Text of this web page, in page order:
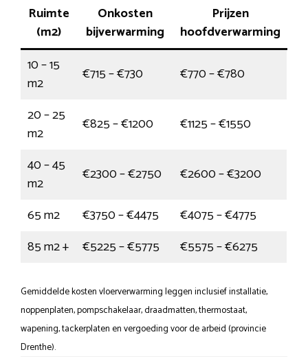
Ruimte
(m2)
Onkosten
bijverwarming
Prijzen
hoofdverwarming
10 – 15
m2
€715 – €730
€770 – €780
20 – 25
m2
€825 – €1200
€1125 – €1550
40 – 45
m2
€2300 – €2750
€2600 – €3200
65 m2
€3750 – €4475
€4075 – €4775
85 m2 +
€5225 – €5775 €5575 – €6275
Gemiddelde kosten vloerverwarming leggen inclusief installatie,
noppenplaten, pompschakelaar, draadmatten, thermostaat,
wapening, tackerplaten en vergoeding voor de arbeid (provincie
Drenthe).